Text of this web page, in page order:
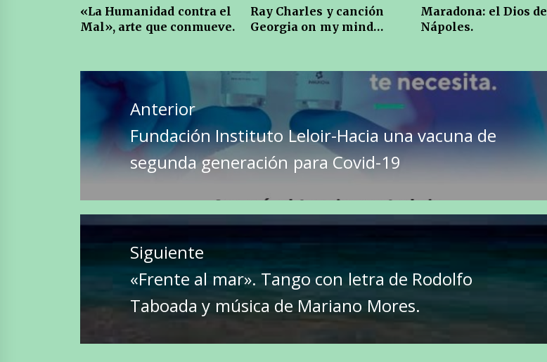
«La Humanidad contra el
Mal», arte que conmueve.
Ray Charles y canción
Georgia on my mind…
Maradona: el Dios de
Nápoles.
Navegación
de
entradas
Anterior
Entrada
anterior:
Fundación Instituto Leloir-Hacia una vacuna de
segunda generación para Covid-19
Siguiente
Entrada
siguiente:
«Frente al mar». Tango con letra de Rodolfo
Taboada y música de Mariano Mores.